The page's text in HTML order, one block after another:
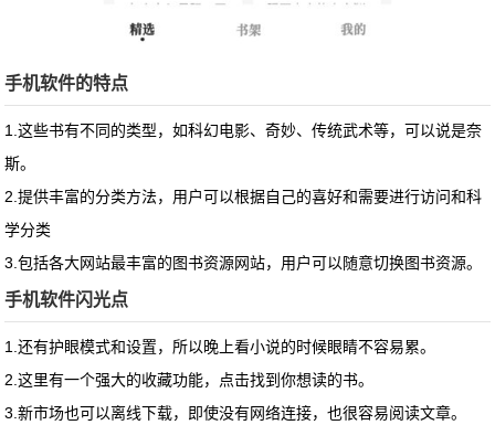
手机软件的特点
1.这些书有不同的类型，如科幻电影、奇妙、传统武术等，可以说是奈
斯。
2.提供丰富的分类方法，用户可以根据自己的喜好和需要进行访问和科
学分类
3.包括各大网站最丰富的图书资源网站，用户可以随意切换图书资源。
手机软件闪光点
1.还有护眼模式和设置，所以晚上看小说的时候眼睛不容易累。
2.这里有一个强大的收藏功能，点击找到你想读的书。
3.新市场也可以离线下载，即使没有网络连接，也很容易阅读文章。